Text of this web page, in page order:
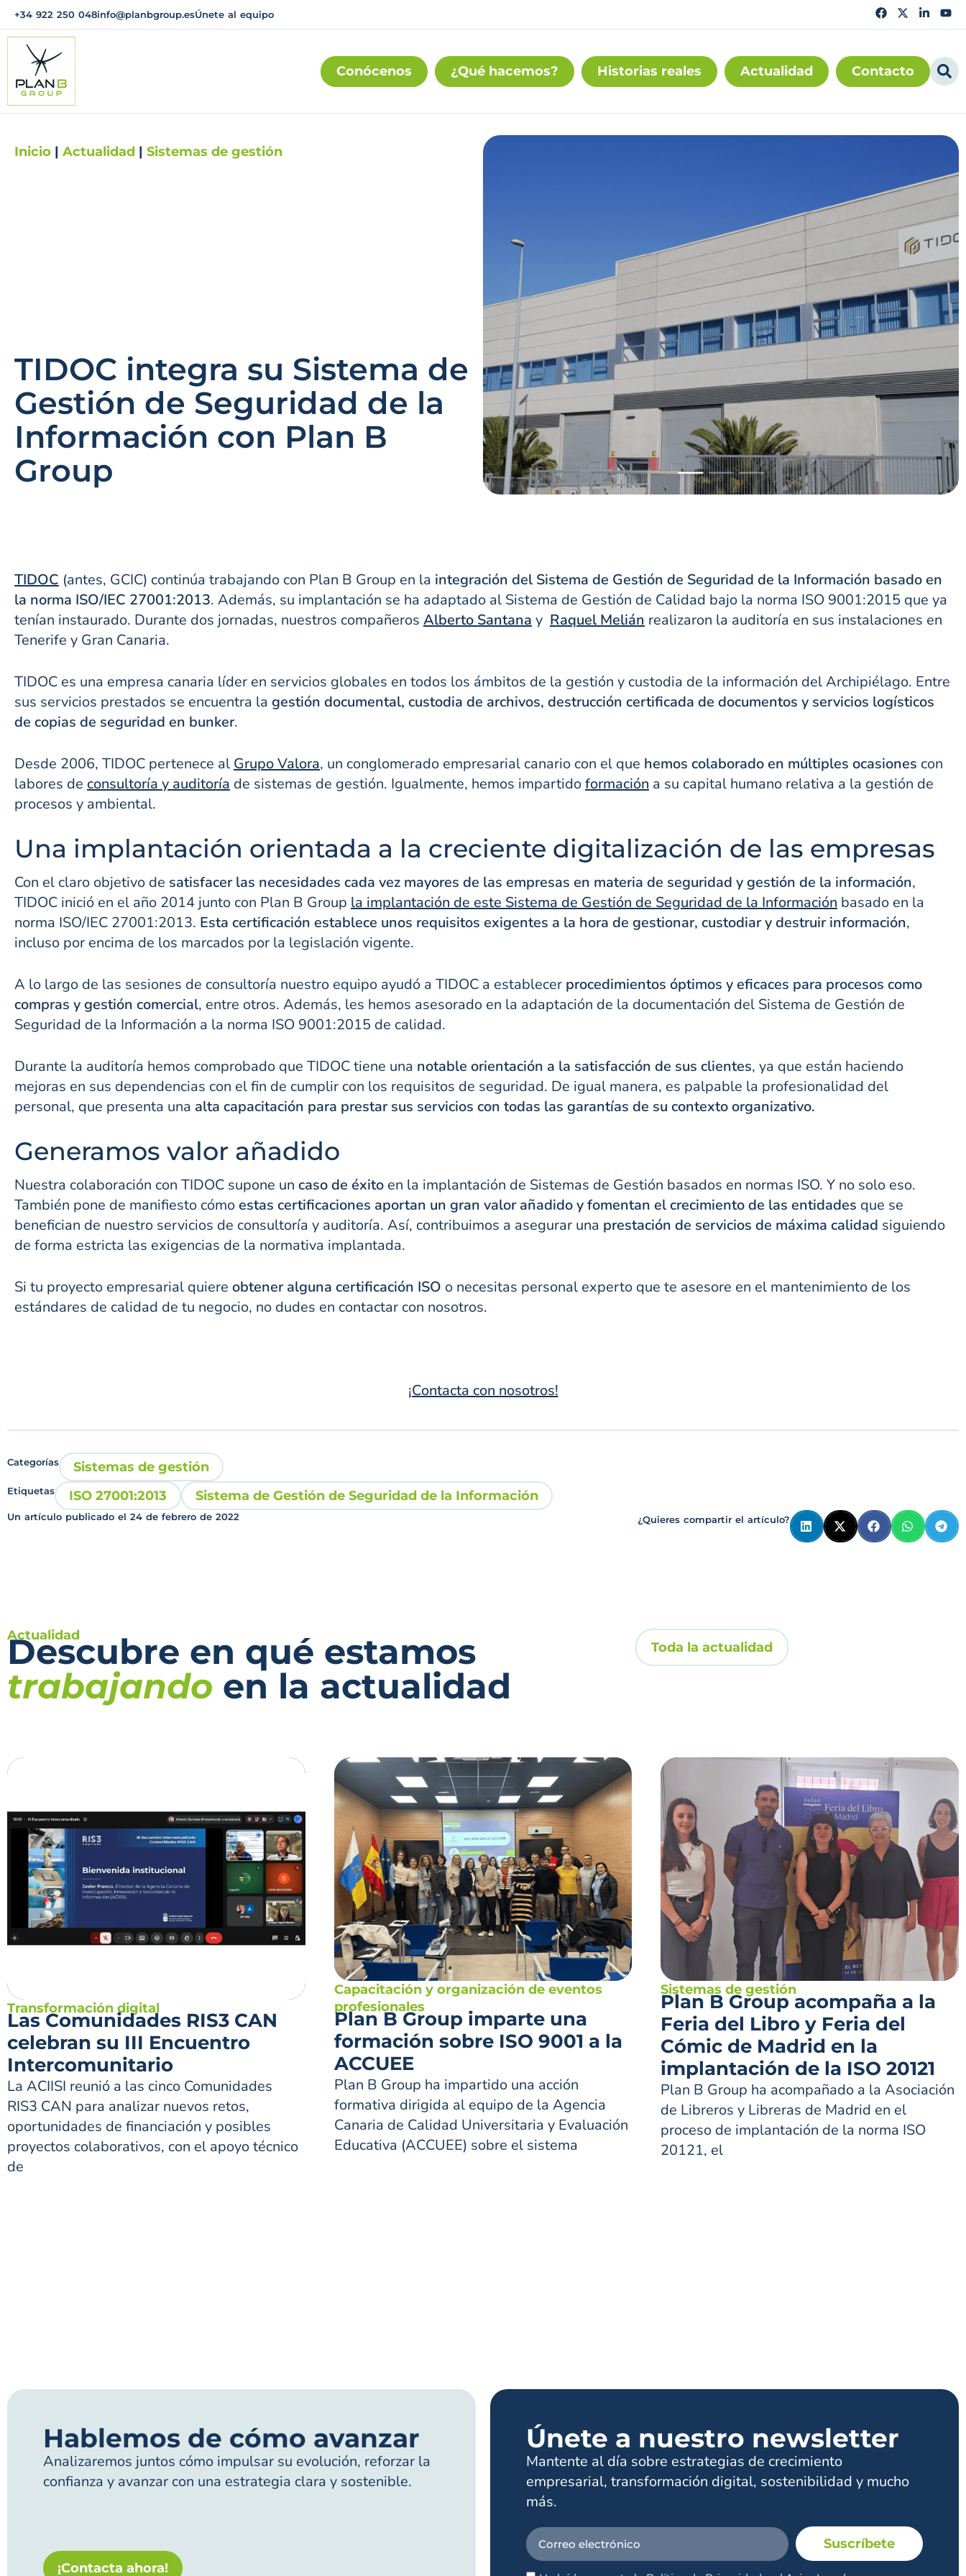
+34 922 250 048info@planbgroup.esÚnete al equipo
Conócenos ¿Qué hacemos? Historias reales Actualidad Contacto
Inicio | Actualidad | Sistemas de gestión
TIDOC integra su Sistema de
Gestión de Seguridad de la
Información con Plan B
Group
TIDOC (antes, GCIC) continúa trabajando con Plan B Group en la integración del Sistema de Gestión de Seguridad de la Información basado en
la norma ISO/IEC 27001:2013. Además, su implantación se ha adaptado al Sistema de Gestión de Calidad bajo la norma ISO 9001:2015 que ya
tenían instaurado. Durante dos jornadas, nuestros compañeros Alberto Santana y Raquel Melián realizaron la auditoría en sus instalaciones en
Tenerife y Gran Canaria.
TIDOC es una empresa canaria líder en servicios globales en todos los ámbitos de la gestión y custodia de la información del Archipiélago. Entre
sus servicios prestados se encuentra la gestión documental, custodia de archivos, destrucción certificada de documentos y servicios logísticos
de copias de seguridad en bunker.
Desde 2006, TIDOC pertenece al Grupo Valora, un conglomerado empresarial canario con el que hemos colaborado en múltiples ocasiones con
labores de consultoría y auditoría de sistemas de gestión. Igualmente, hemos impartidoformación a su capital humano relativa a la gestión de
procesos y ambiental.
Una implantación orientada a la creciente digitalización de las empresas
Con el claro objetivo de satisfacer las necesidades cada vez mayores de las empresas en materia de seguridad y gestión de la información,
TIDOC inició en el año 2014 junto con Plan B Group la implantación de este Sistema de Gestión de Seguridad de la Información basado en la
norma ISO/IEC 27001:2013. Esta certificación establece unos requisitos exigentes a la hora de gestionar, custodiar y destruir información,
incluso por encima de los marcados por la legislación vigente.
A lo largo de las sesiones de consultoría nuestro equipo ayudó a TIDOC a establecer procedimientos óptimos y eficaces para procesos como
compras y gestión comercial, entre otros. Además, les hemos asesorado en la adaptación de la documentación del Sistema de Gestión de
Seguridad de la Información a la norma ISO 9001:2015 de calidad.
Durante la auditoría hemos comprobado que TIDOC tiene una notable orientación a la satisfacción de sus clientes, ya que están haciendo
mejoras en sus dependencias con el fin de cumplir con los requisitos de seguridad. De igual manera, es palpable la profesionalidad del
personal, que presenta una alta capacitación para prestar sus servicios con todas las garantías de su contexto organizativo.
Generamos valor añadido
Nuestra colaboración con TIDOC supone un caso de éxito en la implantación de Sistemas de Gestión basados en normas ISO. Y no solo eso.
También pone de manifiesto cómoestas certificaciones aportan un gran valor añadido y fomentan el crecimiento de las entidades que se
benefician de nuestro servicios de consultoría y auditoría. Así, contribuimos a asegurar una prestación de servicios de máxima calidad siguiendo
de forma estricta las exigencias de la normativa implantada.
Si tu proyecto empresarial quiere obtener alguna certificación ISO o necesitas personal experto que te asesore en el mantenimiento de los
estándares de calidad de tu negocio, no dudes en contactar con nosotros.
¡Contacta con nosotros!
Categorías Sistemas de gestión
Etiquetas ISO 27001:2013 Sistema de Gestión de Seguridad de la Información
Un artículo publicado el 24 de febrero de 2022 ¿Quieres compartir el artículo?
Actualidad
Descubre en qué estamos
trabajando en la actualidad
Toda la actualidad
Transformación digital
Las Comunidades RIS3 CAN
celebran su III Encuentro
Intercomunitario
La ACIISI reunió a las cinco Comunidades
RIS3 CAN para analizar nuevos retos,
oportunidades de financiación y posibles
proyectos colaborativos, con el apoyo técnico
de
Capacitación y organización de eventos
profesionales
Plan B Group imparte una
formación sobre ISO 9001 a la
ACCUEE
Plan B Group ha impartido una acción
formativa dirigida al equipo de la Agencia
Canaria de Calidad Universitaria y Evaluación
Educativa (ACCUEE) sobre el sistema
Sistemas de gestión
Plan B Group acompaña a la
Feria del Libro y Feria del
Cómic de Madrid en la
implantación de la ISO 20121
Plan B Group ha acompañado a la Asociación
de Libreros y Libreras de Madrid en el
proceso de implantación de la norma ISO
20121, el
Hablemos de cómo avanzar
Analizaremos juntos cómo impulsar su evolución, reforzar la
confianza y avanzar con una estrategia clara y sostenible.
¡Contacta ahora!
Únete a nuestro newsletter
Mantente al día sobre estrategias de crecimiento
empresarial, transformación digital, sostenibilidad y mucho
más.
Suscríbete